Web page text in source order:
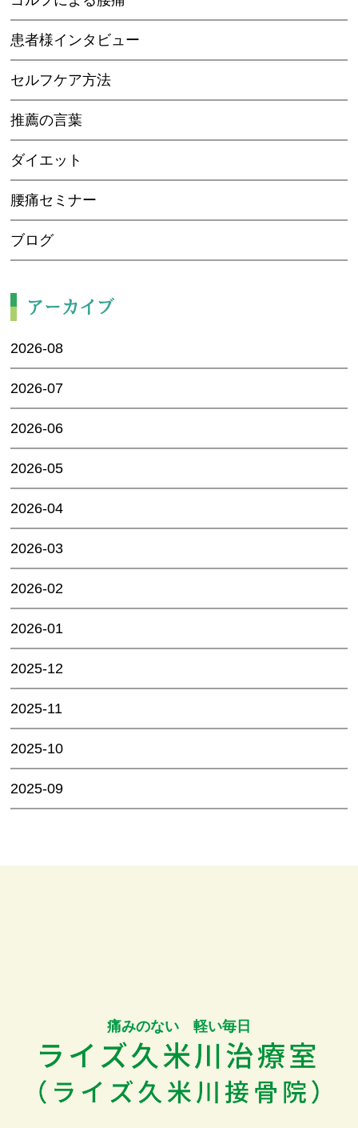
患者様インタビュー
セルフケア方法
推薦の言葉
ダイエット
腰痛セミナー
ブログ
アーカイブ
2026-08
2026-07
2026-06
2026-05
2026-04
2026-03
2026-02
2026-01
2025-12
2025-11
2025-10
2025-09
痛みのない 軽い毎日